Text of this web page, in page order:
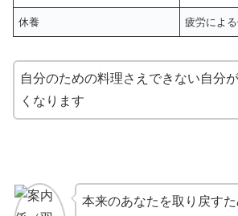
休養 疲労によ
自分のための料理さえできない自分
くなります
本来のあなたを取り戻す